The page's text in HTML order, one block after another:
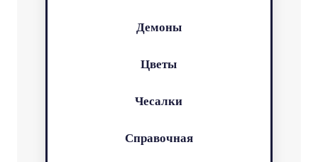
Демоны
Цветы
Чесалки
Справочная